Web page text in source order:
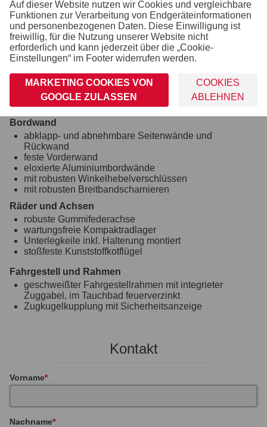
6 versenkte Zurrbügel je 400 daN
Hydraulik (Kipp- und Absenkfunktion)
zweistufiger Teleskopzylinder mit zusätzlicher
Oxinitbeschichtung ( besonders langlebig)
Einhängemöglichkeiten für Planen und Netze
Bordwände mit integrierter Nut zur Befestigung von
Planen und Netzen
Bordwand
abklapp- und abnehmbare Seitenwände und
Rückwand
feste Vorderwand
eloxierte Aluminiumbordwände
mit robusten Winkelhebelverschlüssen
mit robusten Breitbandscharnieren
Räder und Achsen
robuste Gummifederachse
wartungsfreie Kompaktradlager
Unterlegkeile inkl. Halterung montiert
stoßfeste Kunststoffkotflügel
Fahrgestell und Rahmen
geschweißter Fahrgestellrahmen mit integrieter
Zuggabel, im Tauchbad feuerverzinkt
Zugkugelkupplung mit Sicherheitsanzeige
Kontakt
Vorname
Nachname
Auf dieser Website nutzen wir Cookies und vergleichbare
Funktionen zur Verarbeitung von Endgeräteinformationen
und personenbezogenen Daten. Diese Einwilligung ist
freiwillig, für die Nutzung unserer Website nicht
erforderlich und kann jederzeit über die „Cookie-
Einstellungen“ im Footer widerrufen werden.
MARKETING COOKIES VON
GOOGLE ZULASSEN
COOKIES
ABLEHNEN